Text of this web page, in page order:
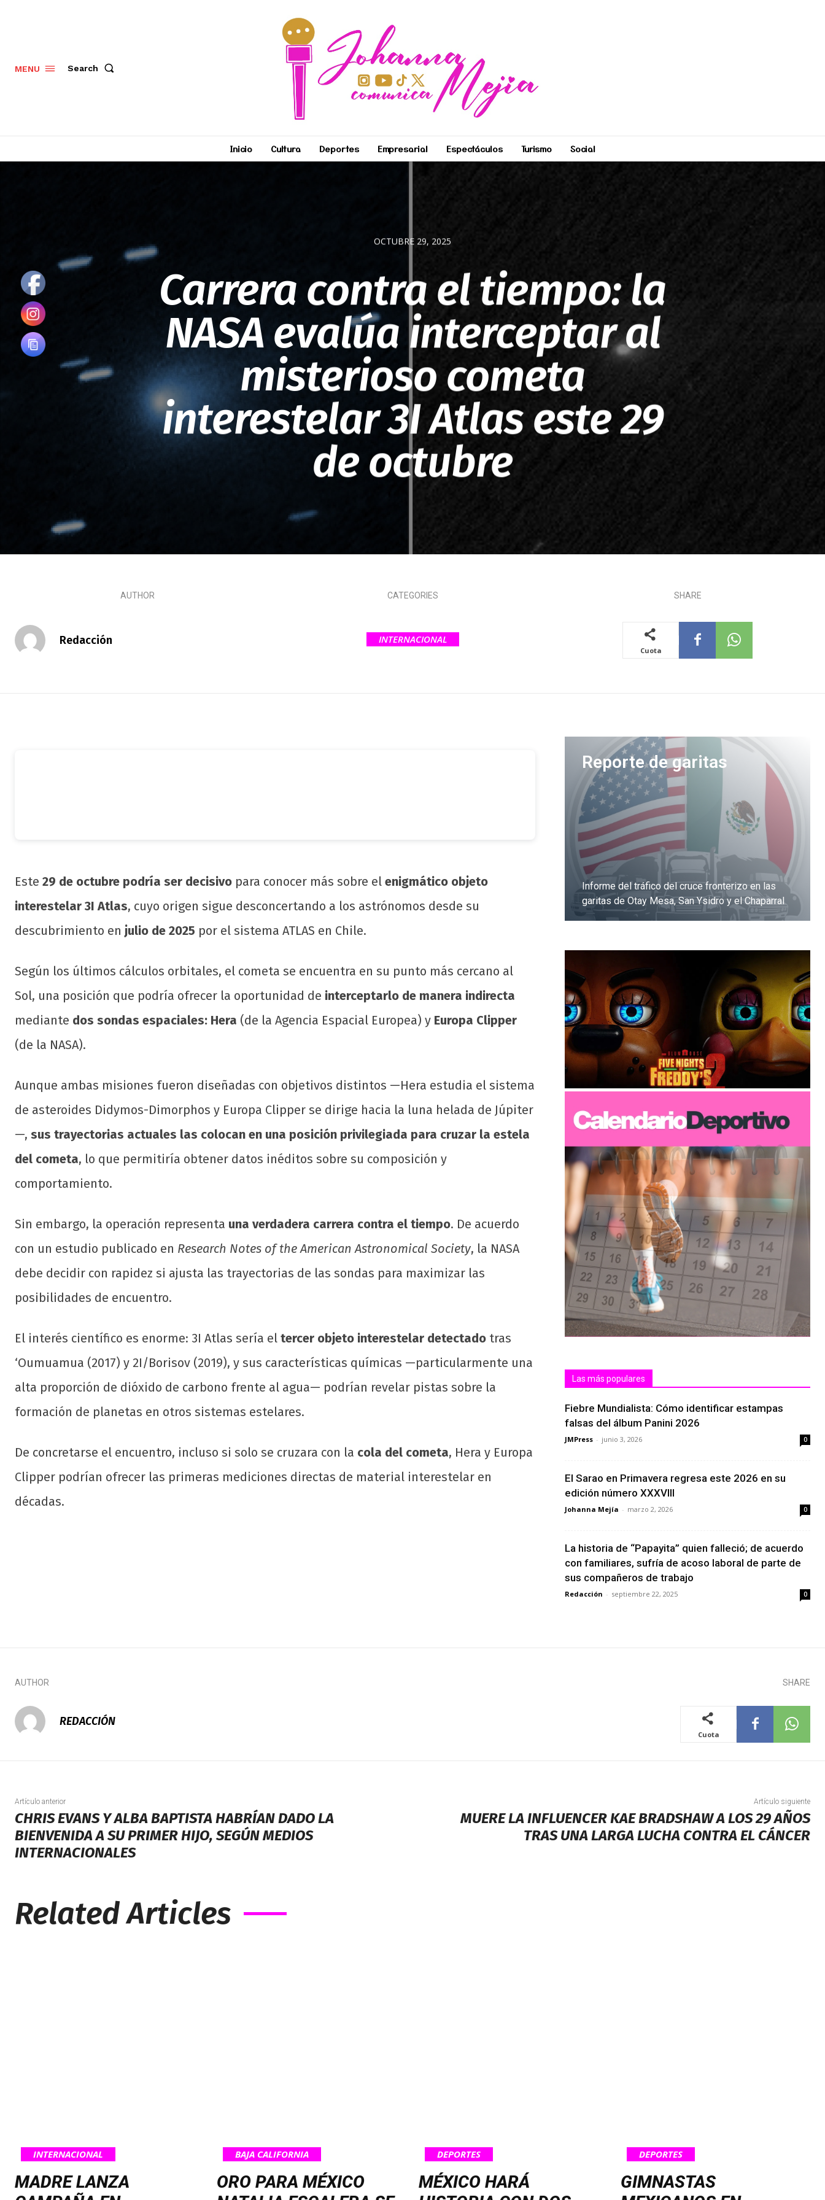
MENU Search
Inicio Cultura Deportes Empresarial Espectáculos Turismo Social
OCTUBRE 29, 2025
Carrera contra el tiempo: la
NASA evalúa interceptar al
misterioso cometa
interestelar 3I Atlas este 29
de octubre
AUTHOR
Redacción
CATEGORIES
INTERNACIONAL
SHARE
Cuota
Este 29 de octubre podría ser decisivo para conocer más sobre el enigmático objeto
interestelar 3I Atlas, cuyo origen sigue desconcertando a los astrónomos desde su
descubrimiento en julio de 2025 por el sistema ATLAS en Chile.
Según los últimos cálculos orbitales, el cometa se encuentra en su punto más cercano al
Sol, una posición que podría ofrecer la oportunidad de interceptarlo de manera indirecta
mediante dos sondas espaciales: Hera (de la Agencia Espacial Europea) y Europa Clipper
(de la NASA).
Aunque ambas misiones fueron diseñadas con objetivos distintos —Hera estudia el sistema
de asteroides Didymos-Dimorphos y Europa Clipper se dirige hacia la luna helada de Júpiter
—, sus trayectorias actuales las colocan en una posición privilegiada para cruzar la estela
del cometa, lo que permitiría obtener datos inéditos sobre su composición y
comportamiento.
Sin embargo, la operación representa una verdadera carrera contra el tiempo. De acuerdo
con un estudio publicado en Research Notes of the American Astronomical Society, la NASA
debe decidir con rapidez si ajusta las trayectorias de las sondas para maximizar las
posibilidades de encuentro.
El interés científico es enorme: 3I Atlas sería el tercer objeto interestelar detectado tras
‘Oumuamua (2017) y 2I/Borisov (2019), y sus características químicas —particularmente una
alta proporción de dióxido de carbono frente al agua— podrían revelar pistas sobre la
formación de planetas en otros sistemas estelares.
De concretarse el encuentro, incluso si solo se cruzara con la cola del cometa, Hera y Europa
Clipper podrían ofrecer las primeras mediciones directas de material interestelar en
décadas.
Reporte de garitas
Informe del tráfico del cruce fronterizo en las
garitas de Otay Mesa, San Ysidro y el Chaparral
Dale clic
Las más populares
Fiebre Mundialista: Cómo identificar estampas
falsas del álbum Panini 2026
JMPress - junio 3, 2026 0
El Sarao en Primavera regresa este 2026 en su
edición número XXXVIII
Johanna Mejía - marzo 2, 2026 0
La historia de “Papayita” quien falleció; de acuerdo
con familiares, sufría de acoso laboral de parte de
sus compañeros de trabajo
Redacción - septiembre 22, 2025 0
AUTHOR
REDACCIÓN
SHARE
Cuota
Artículo anterior
CHRIS EVANS Y ALBA BAPTISTA HABRÍAN DADO LA
BIENVENIDA A SU PRIMER HIJO, SEGÚN MEDIOS
INTERNACIONALES
Artículo siguiente
MUERE LA INFLUENCER KAE BRADSHAW A LOS 29 AÑOS
TRAS UNA LARGA LUCHA CONTRA EL CÁNCER
Related Articles
INTERNACIONAL
MADRE LANZA
BAJA CALIFORNIA
ORO PARA MÉXICO
DEPORTES
MÉXICO HARÁ
DEPORTES
GIMNASTAS